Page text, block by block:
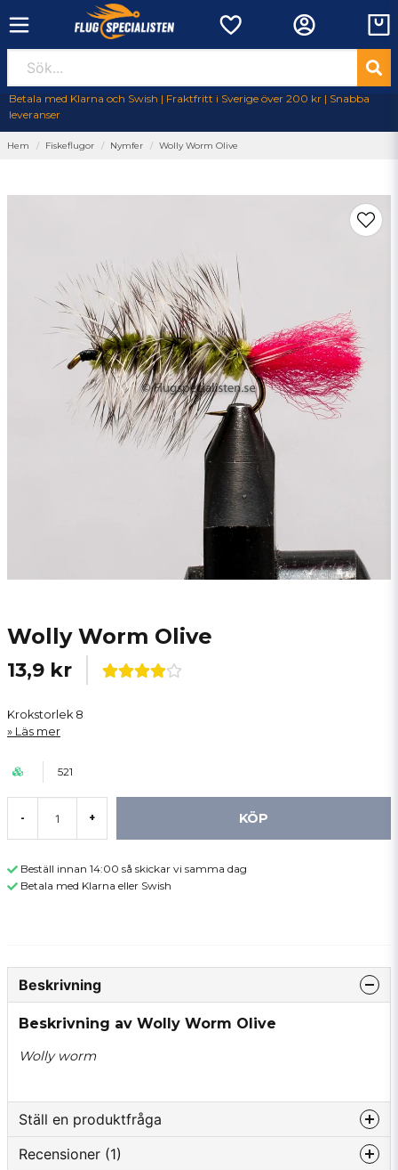
Betala med Klarna och Swish | Fraktfritt i Sverige över 200 kr | Snabba
leveranser
Hem Fiskeflugor Nymfer Wolly Worm Olive
Wolly Worm Olive
13,9 kr
Krokstorlek 8
Läs mer
521
- + KÖP
Beställ innan 14:00 så skickar vi samma dag
Betala med Klarna eller Swish
Beskrivning
Beskrivning av Wolly Worm Olive
Wolly worm
Ställ en produktfråga
question
Recensioner (1)